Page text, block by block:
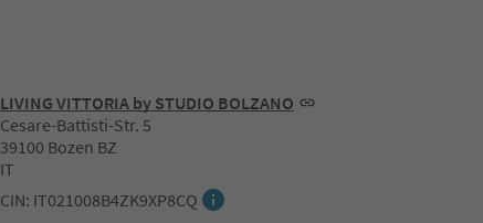
LIVING VITTORIA by STUDIO BOLZANO
Cesare-Battisti-Str. 5
39100 Bozen BZ
IT
CIN: IT021008B4ZK9XP8CQ